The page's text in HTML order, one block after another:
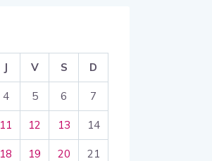
J V S D
4 5 6 7
11 12 13 14
18 19 20 21